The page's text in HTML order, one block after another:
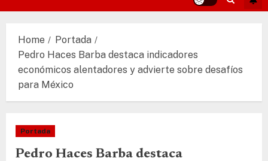
Home
Portada
Pedro Haces Barba destaca indicadores
económicos alentadores y advierte sobre desafíos
para México
Portada
Pedro Haces Barba destaca